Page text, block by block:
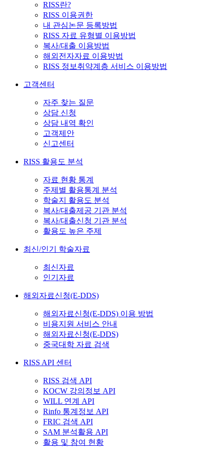
RISS란?
RISS 이용권한
내 관심논문 등록방법
RISS 자료 유형별 이용방법
복사/대출 이용방법
해외전자자료 이용방법
RISS 정보취약계층 서비스 이용방법
고객센터
자주 찾는 질문
상담 신청
상담 내역 확인
고객제안
신고센터
RISS 활용도 분석
자료 현황 통계
주제별 활용통계 분석
학술지 활용도 분석
복사/대출제공 기관 분석
복사/대출신청 기관 분석
활용도 높은 주제
최신/인기 학술자료
최신자료
인기자료
해외자료신청(E-DDS)
해외자료신청(E-DDS) 이용 방법
비용지원 서비스 안내
해외자료신청(E-DDS)
중국대학 자료 검색
RISS API 센터
RISS 검색 API
KOCW 강의정보 API
WILL 연계 API
Rinfo 통계정보 API
FRIC 검색 API
SAM 분석활용 API
활용 및 참여 현황